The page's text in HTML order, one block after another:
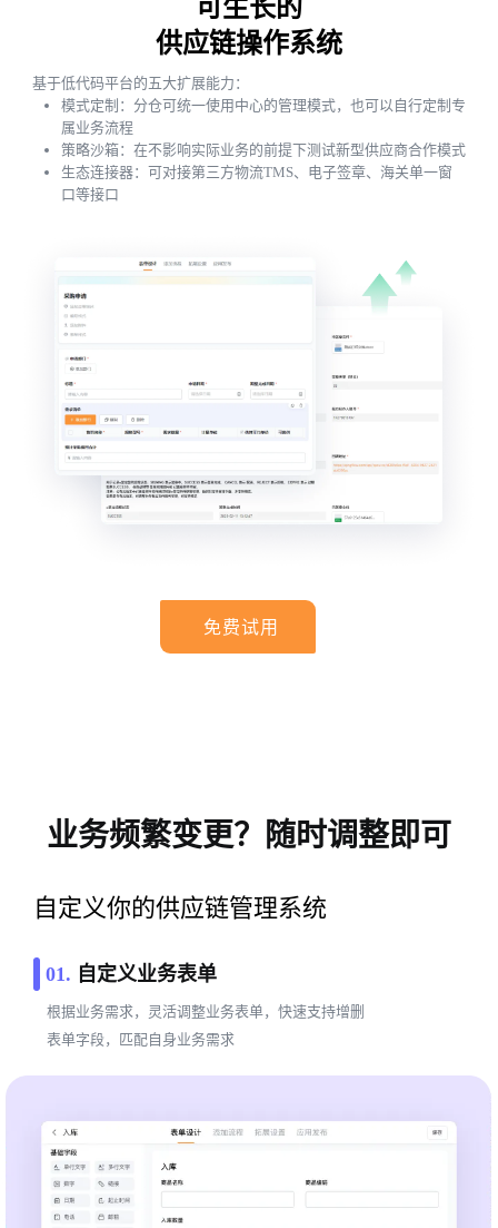
可生长的
供应链操作系统
基于低代码平台的五大扩展能力：
模式定制：分仓可统一使用中心的管理模式，也可以自行定制专
属业务流程
策略沙箱：在不影响实际业务的前提下测试新型供应商合作模式
生态连接器：可对接第三方物流TMS、电子签章、海关单一窗
口等接口
免费试用
业务频繁变更？随时调整即可
自定义你的供应链管理系统
01. 自定义业务表单
根据业务需求，灵活调整业务表单，快速支持增删
表单字段，匹配自身业务需求